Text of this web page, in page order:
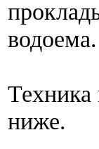
водоема.
Техника
ниже.